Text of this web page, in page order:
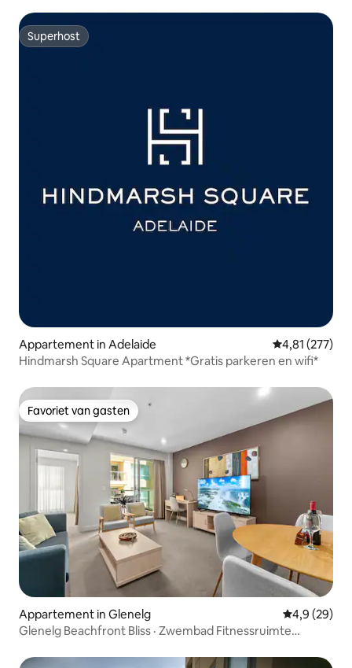
Superhost
Superhost
Appartement in Adelaide Gemiddelde
4,81 (277)
Hindmarsh Square Apartment *Gratis parkeren en wifi*
Favoriet van gasten
Favoriet van gasten
Appartement in Glenelg Gemiddelde
4,9 (29)
Glenelg Beachfront Bliss · Zwembad Fitnessruimte